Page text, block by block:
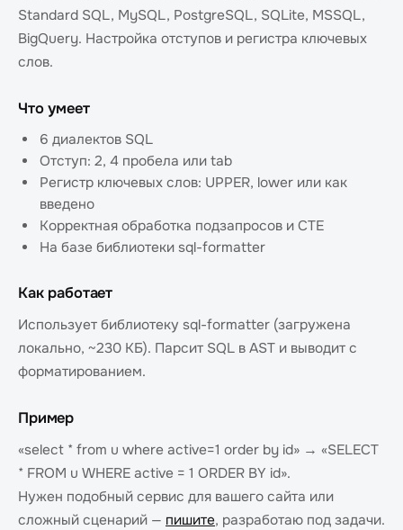
Standard SQL, MySQL, PostgreSQL, SQLite, MSSQL,
BigQuery. Настройка отступов и регистра ключевых
слов.
Что умеет
6 диалектов SQL
Отступ: 2, 4 пробела или tab
Регистр ключевых слов: UPPER, lower или как
введено
Корректная обработка подзапросов и CTE
На базе библиотеки sql-formatter
Как работает
Использует библиотеку sql-formatter (загружена
локально, ~230 КБ). Парсит SQL в AST и выводит с
форматированием.
Пример
«select * from u where active=1 order by id» → «SELECT
* FROM u WHERE active = 1 ORDER BY id».
Нужен подобный сервис для вашего сайта или
сложный сценарий — пишите, разработаю под задачи.